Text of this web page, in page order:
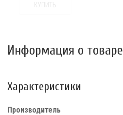
Информация о товаре
Характеристики
Производитель